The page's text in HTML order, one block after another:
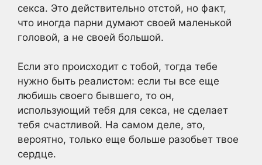
секса. Это действительно отстой, но факт,
что иногда парни думают своей маленькой
головой, а не своей большой.
Если это происходит с тобой, тогда тебе
нужно быть реалистом: если ты все еще
любишь своего бывшего, то он,
использующий тебя для секса, не сделает
тебя счастливой. На самом деле, это,
вероятно, только еще больше разобьет твое
сердце.